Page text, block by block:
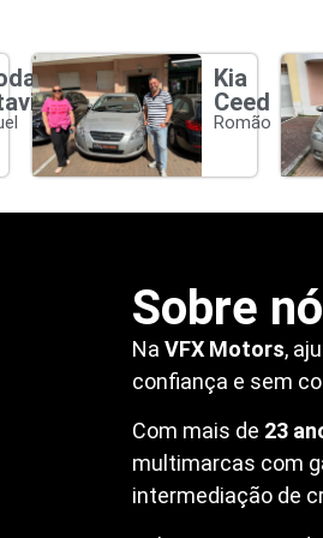
Kia
Ceed
Romão
Sobre
Na VFX Motors,
confiança e sem
Com mais de 23
multimarcas com
intermediação de